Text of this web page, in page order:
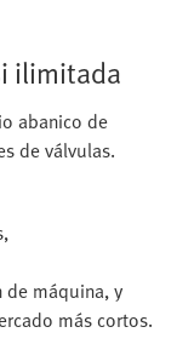
ilimitada
abanico de
de válvulas.
máquina, y
más cortos.